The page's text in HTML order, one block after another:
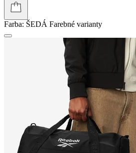
Farba: ŠEDÁ Farebné varianty